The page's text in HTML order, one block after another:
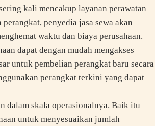
kali mencakup layanan perawatan
penyedia jasa sewa akan
waktu dan biaya perusahaan.
dapat dengan mudah mengakses
untuk pembelian perangkat baru secara
perangkat terkini yang dapat
dalam skala operasionalnya. Baik itu
untuk menyesuaikan jumlah